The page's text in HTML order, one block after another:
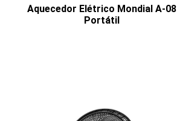
Aquecedor Elétrico Mondial A-08
Portátil